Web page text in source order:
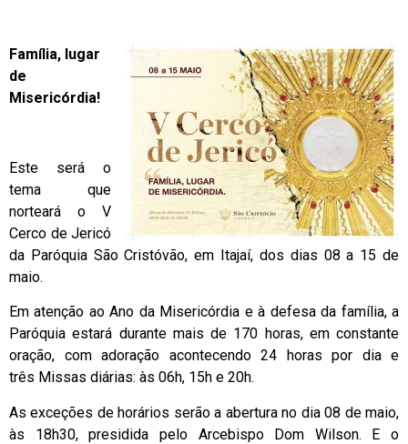
Família, lugar
de
Misericórdia!
Este será o
tema que
norteará o V
Cerco de Jericó
da Paróquia São Cristóvão, em Itajaí, dos dias 08 a 15 de
maio.
Em atenção ao Ano da Misericórdia e à defesa da família, a
Paróquia estará durante mais de 170 horas, em constante
oração, com adoração acontecendo 24 horas por dia e
três Missas diárias: às 06h, 15h e 20h.
As exceções de horários serão a abertura no dia 08 de maio,
às 18h30, presidida pelo Arcebispo Dom Wilson. E o